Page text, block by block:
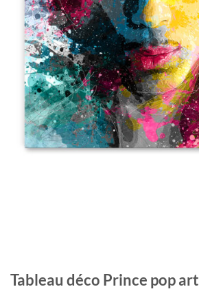
Tableau déco Prince pop art